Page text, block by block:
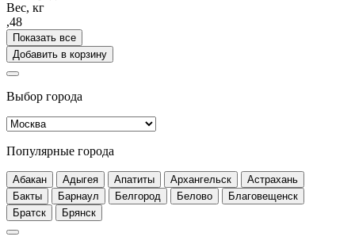
Вес, кг
,48
Показать все
Добавить в корзину
Выбор города
Популярные города
Абакан Адыгея Апатиты Архангельск
Астрахань
Бакты
Барнаул Белгород Белово
Благовещенск
Братск
Брянск